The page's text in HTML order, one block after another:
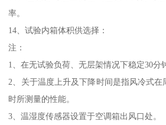
率。
14、试验内箱体积供选择：
注：
1、在无试验负荷、无层架情况下稳定30分
2、关于温度上升及下降时间是指风冷式
时所测量的性能。
3、温湿度传感器设置于空调箱出风口处。